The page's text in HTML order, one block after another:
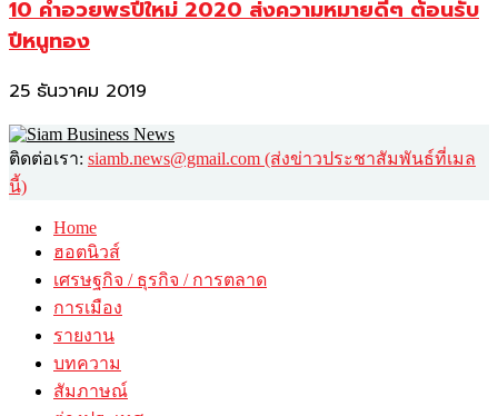
10 คำอวยพรปีใหม่ 2020 ส่งความหมายดีๆ ต้อนรับ
ปีหนูทอง
25 ธันวาคม 2019
ติดต่อเรา: siamb.news@gmail.com (ส่งข่าวประชาสัมพันธ์ที่เมล
นี้)
Home
ฮอตนิวส์
เศรษฐกิจ / ธุรกิจ / การตลาด
การเมือง
รายงาน
บทความ
สัมภาษณ์